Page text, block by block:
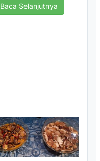
Baca Selanjutnya